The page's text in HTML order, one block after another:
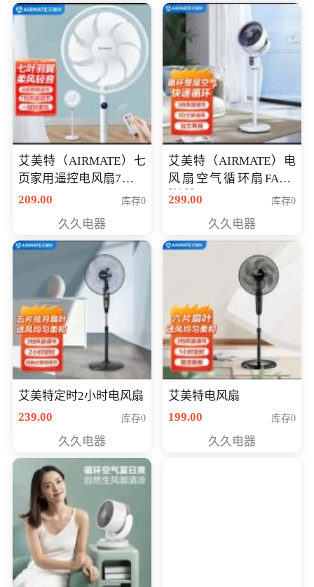
艾美特（AIRMATE）七
页家用遥控电风扇7档风
量空气循环摇头立式落
定时落地式风扇CS35-
R20
209.00 库存0
久久电器
艾美特（AIRMATE）电
风扇空气循环扇FA18-
X168
299.00 库存0
久久电器
艾美特定时2小时电风扇
239.00
库存0
久久电器
艾美特电风扇
199.00
库存0
久久电器